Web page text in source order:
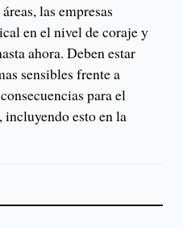
las empresas
en el nivel de coraje y
ahora. Deben estar
sensibles frente a
para el
esto en la